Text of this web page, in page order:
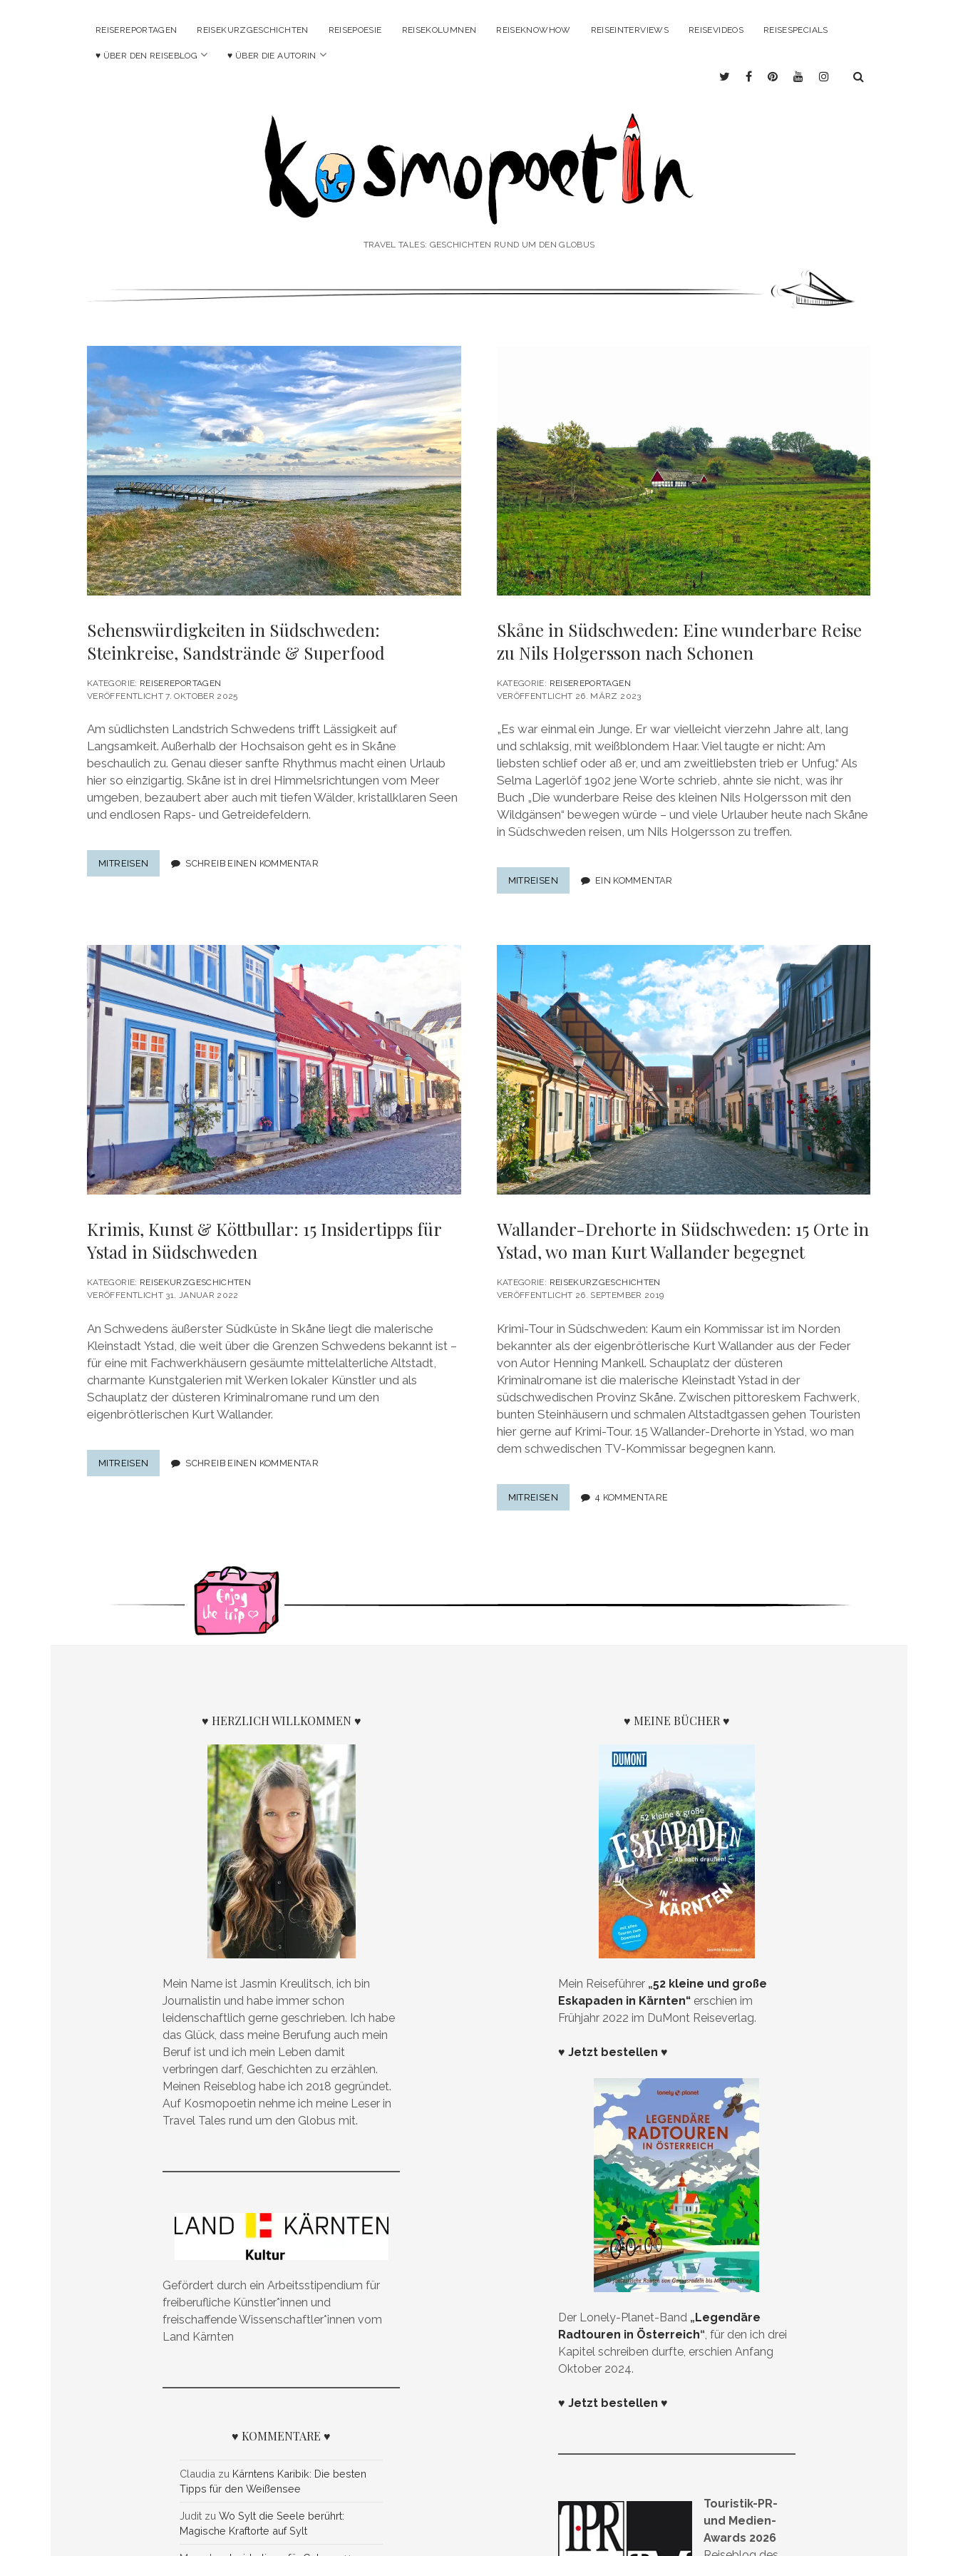
REISEREPORTAGEN REISEKURZGESCHICHTEN REISEPOESIE REISEKOLUMNEN REISEKNOWHOW REISEINTERVIEWS REISEVIDEOS REISESPECIALS
♥ ÜBER DEN REISEBLOG Menü♥ ÜBER DIE AUTORIN Menü
twitterfacebook
pinterestyoutubeinstagram
Kosmopoetin
TRAVEL TALES: GESCHICHTEN RUND UM DEN GLOBUS
Sehenswürdigkeiten in Südschweden:
Steinkreise, Sandstrände & Superfood
KATEGORIE: REISEREPORTAGEN
VERÖFFENTLICHT 7. OKTOBER 2025
Am südlichsten Landstrich Schwedens trifft Lässigkeit auf
Langsamkeit. Außerhalb der Hochsaison geht es in Skåne
beschaulich zu. Genau dieser sanfte Rhythmus macht einen Urlaub
hier so einzigartig. Skåne ist in drei Himmelsrichtungen vom Meer
umgeben, bezaubert aber auch mit tiefen Wälder, kristallklaren Seen
und endlosen Raps- und Getreidefeldern.
MITREISEN SEHENSWÜRDIGKEITEN
IN
SUPERFOOD
SCHREIB EINEN KOMMENTAR
Skåne in Südschweden: Eine wunderbare Reise
zu Nils Holgersson nach Schonen
KATEGORIE: REISEREPORTAGEN
VERÖFFENTLICHT 26. MÄRZ 2023
„Es war einmal ein Junge. Er war vielleicht vierzehn Jahre alt, lang
und schlaksig, mit weißblondem Haar. Viel taugte er nicht: Am
liebsten schlief oder aß er, und am zweitliebsten trieb er Unfug.“ Als
Selma Lagerlöf 1902 jene Worte schrieb, ahnte sie nicht, was ihr
Buch „Die wunderbare Reise des kleinen Nils Holgersson mit den
Wildgänsen“ bewegen würde – und viele Urlauber heute nach Skåne
in Südschweden reisen, um Nils Holgersson zu treffen.
MITREISEN SKÅNE
IN
REISE
ZU
NILS
HOLGERSSON
NACH
SCHONEN
EIN KOMMENTAR
Krimis, Kunst & Köttbullar: 15 Insidertipps für
Ystad in Südschweden
KATEGORIE: REISEKURZGESCHICHTEN
VERÖFFENTLICHT 31. JANUAR 2022
An Schwedens äußerster Südküste in Skåne liegt die malerische
Kleinstadt Ystad, die weit über die Grenzen Schwedens bekannt ist –
für eine mit Fachwerkhäusern gesäumte mittelalterliche Altstadt,
charmante Kunstgalerien mit Werken lokaler Künstler und als
Schauplatz der düsteren Kriminalromane rund um den
eigenbrötlerischen Kurt Wallander.
MITREISEN KRIMIS,
KUNST
SÜDSCHWEDEN
SCHREIB EINEN KOMMENTAR
Wallander-Drehorte in Südschweden: 15 Orte in
Ystad, wo man Kurt Wallander begegnet
KATEGORIE: REISEKURZGESCHICHTEN
VERÖFFENTLICHT 26. SEPTEMBER 2019
Krimi-Tour in Südschweden: Kaum ein Kommissar ist im Norden
bekannter als der eigenbrötlerische Kurt Wallander aus der Feder
von Autor Henning Mankell. Schauplatz der düsteren
Kriminalromane ist die malerische Kleinstadt Ystad in der
südschwedischen Provinz Skåne. Zwischen pittoreskem Fachwerk,
bunten Steinhäusern und schmalen Altstadtgassen gehen Touristen
hier gerne auf Krimi-Tour. 15 Wallander-Drehorte in Ystad, wo man
dem schwedischen TV-Kommissar begegnen kann.
MITREISEN WALLANDER-
DREHORTE
WO
4 KOMMENTARE
♥ HERZLICH WILLKOMMEN ♥
Mein Name ist Jasmin Kreulitsch, ich bin
Journalistin und habe immer schon
leidenschaftlich gerne geschrieben. Ich habe
das Glück, dass meine Berufung auch mein
Beruf ist und ich mein Leben damit
verbringen darf, Geschichten zu erzählen.
Meinen Reiseblog habe ich 2018 gegründet.
Auf Kosmopoetin nehme ich meine Leser in
Travel Tales rund um den Globus mit.
Gefördert durch ein Arbeitsstipendium für
freiberufliche Künstler*innen und
freischaffende Wissenschaftler*innen vom
Land Kärnten
♥ KOMMENTARE ♥
Claudia zu Kärntens Karibik: Die besten
Tipps für den Weißensee
Judit zuWo Sylt die Seele berührt:
Magische Kraftorte auf Sylt
♥ MEINE BÜCHER ♥
Mein Reiseführer„52 kleine und große
Eskapaden in Kärnten“erschien im
Frühjahr 2022 im DuMont Reiseverlag.
♥ Jetzt bestellen ♥
Der Lonely-Planet-Band „ Legendäre
Radtouren in Österreich“, für den ich drei
Kapitel schreiben durfte, erschien Anfang
Oktober 2024.
♥ Jetzt bestellen ♥
Touristik-PR-
und Medien-
Awards 2026